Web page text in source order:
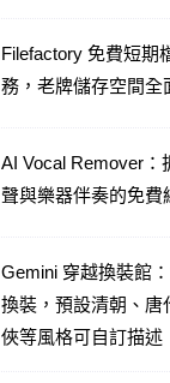
Filefactory 免費短期
務，老牌儲存空間全
AI Vocal Remover：
聲與樂器伴奏的免費
Gemini 穿越換裝館
換裝，預設清朝、唐
俠等風格可自訂描述